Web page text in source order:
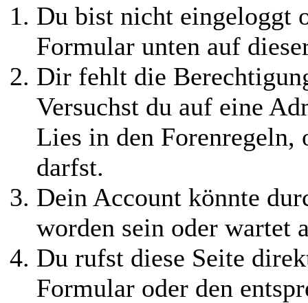
Du bist nicht eingeloggt
Formular unten auf
Dir fehlt die
Versuchst du auf eine
Lies in den Forenregeln,
darfst.
Dein Account könnte
worden sein oder wartet
Du rufst diese Seite
Formular oder den